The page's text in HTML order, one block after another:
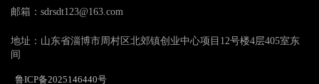
邮箱：sdrsdt123@163.com
地址：山东省淄博市周村区北郊镇创业中心项目12号楼4层405室东
间
鲁ICP备2025146440号